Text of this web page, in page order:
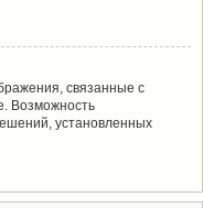
связанные с
Возможность
установленных